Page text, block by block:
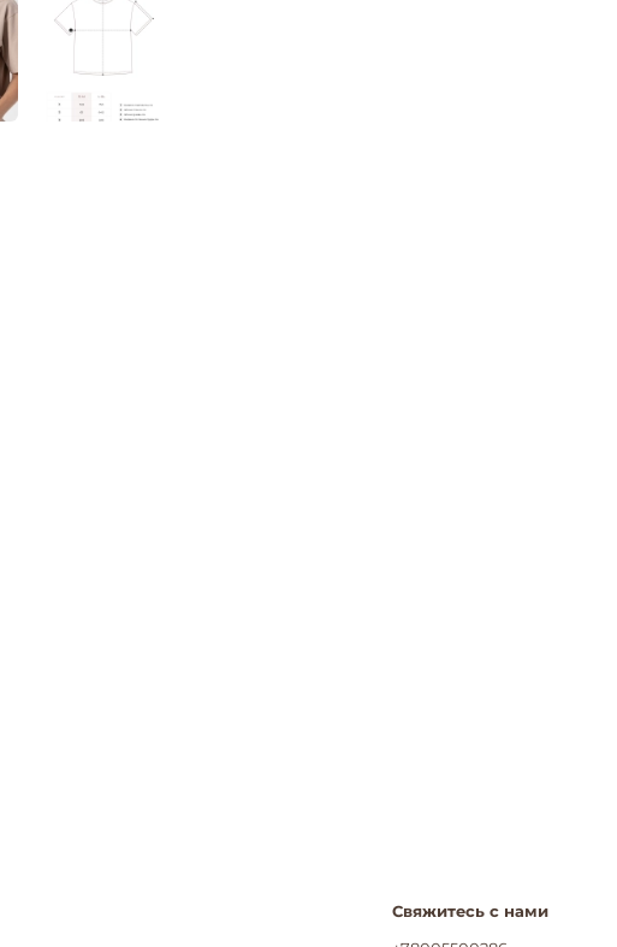
Свяжитесь с нами